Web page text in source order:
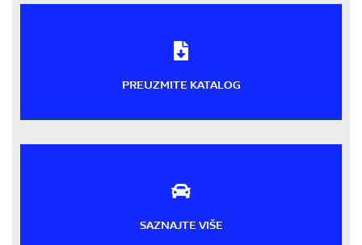
PREUZMITE KATALOG
SAZNAJTE VIŠE